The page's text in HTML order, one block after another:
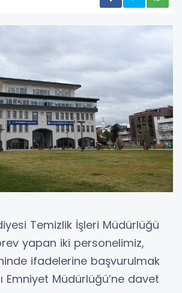
Temizlik İşleri Müdürlüğü
yapan iki personelimiz,
ifadelerine başvurulmak
Emniyet Müdürlüğü’ne davet